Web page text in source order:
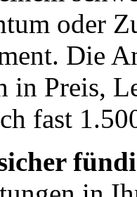
oder
Die
in Preis,
fast